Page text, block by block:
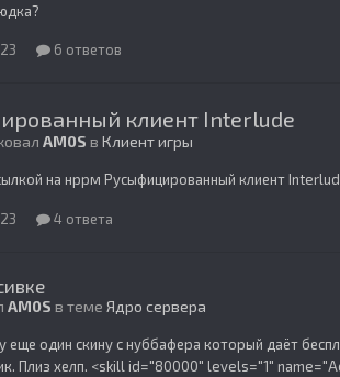
6 ответов
клиент Interlude
AM0S в Клиент игры
на нррм Русыфицированный клиент
4 ответа
AM0S в теме Ядро сервера
еще один скину с нуббафера который даёт
Плиз хелп. <skill id="80000" levels="1"